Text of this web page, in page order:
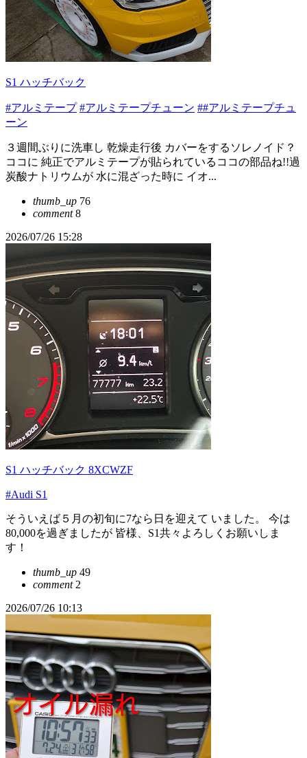
S1 ハッチバック
#アルミテープ #アルミテープチューン ##アルミテープチュ
ーン
３週間ぶりに洗車し 乾燥走行後 カバーをするソレノイド？
ココに 純正でアルミテープが貼られているココの部品ね!!過
炭酸ナトリウムが 水に混ざった時に イオ...
thumb_up 76
comment8
2026/07/26 15:28
S1 ハッチバック 8XCWZF
#Audi S1
そういえば５月の初旬に7なら日を迎えて いました。 今は
80,000を過ぎましたが 皆様、S1共々よろしくお願いしま
す！
thumb_up 49
comment2
2026/07/26 10:13